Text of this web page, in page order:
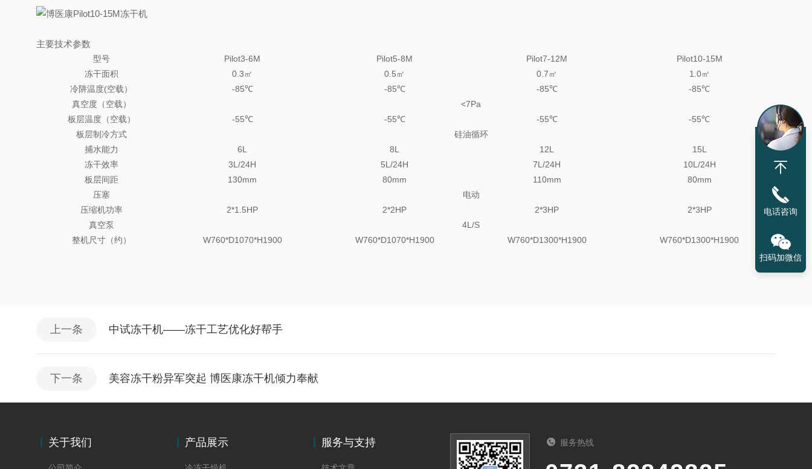
主要技术参数
型号 Pilot3-6M Pilot5-8M Pilot7-12M
Pilot10-15M
冻干面积
0.3㎡ 0.5㎡ 0.7㎡
1.0㎡
冷阱温度(空载）
-85℃ -85℃ -85℃
-85℃
真空度（空载）
<7Pa
板层温度（空载）
-55℃ -55℃ -55℃
-55℃
板层制冷方式
硅油循环
捕水能力
6L 8L 12L
15L
冻干效率
3L/24H 5L/24H 7L/24H
10L/24H
板层间距
130mm 80mm 110mm
80mm
压塞
电动
压缩机功率
2*1.5HP 2*2HP 2*3HP
2*3HP
真空泵
4L/S
整机尺寸（约）
W760*D1070*H1900 W760*D1070*H1900 W760*D1300*H1900 W760*D1300*H1900
上一条 中试冻干机——冻干工艺优化好帮手
下一条 美容冻干粉异军突起 博医康冻干机倾力奉献
关于我们 产品展示 服务与支持 服务热线
电话咨询
扫码加微信